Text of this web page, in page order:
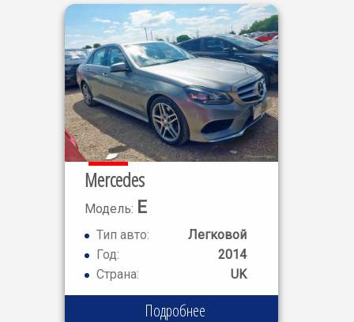
Mercedes
Модель: E
CLASS E220
Тип авто:
Легковой
Год:
2014
Страна:
UK
Подробнее